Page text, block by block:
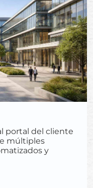
portal del cliente
múltiples
y